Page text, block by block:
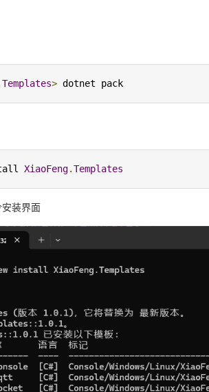
Templates> dotnet pack
XiaoFeng.Templates
装界面